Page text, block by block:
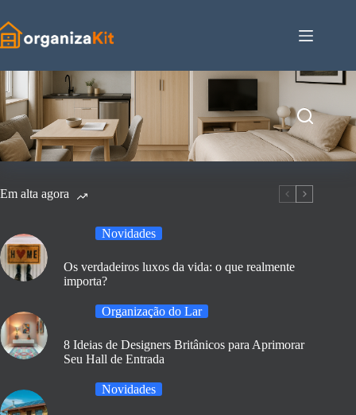
para
o
conteúdo
Em alta agora
Novidades
Os verdadeiros luxos da vida: o que realmente
importa?
Organização do Lar
8 Ideias de Designers Britânicos para Aprimorar
Seu Hall de Entrada
Novidades